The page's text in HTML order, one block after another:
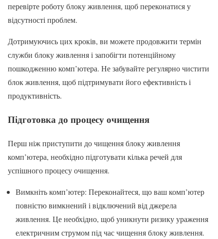
перевірте роботу блоку живлення, щоб переконатися у
відсутності проблем.
Дотримуючись цих кроків, ви можете продовжити термін
служби блоку живлення і запобігти потенційному
пошкодженню комп’ютера. Не забувайте регулярно чистити
блок живлення, щоб підтримувати його ефективність і
продуктивність.
Підготовка до процесу очищення
Перш ніж приступити до чищення блоку живлення
комп’ютера, необхідно підготувати кілька речей для
успішного процесу очищення.
Вимкніть комп’ютер: Переконайтеся, що ваш комп’ютер
повністю вимкнений і відключений від джерела
живлення. Це необхідно, щоб уникнути ризику ураження
електричним струмом під час чищення блоку живлення.